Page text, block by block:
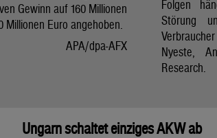
Gewinn auf 160 Millionen
Millionen Euro angehoben.
APA/dpa-AFX
Folgen
Störung
Nyeste,
Research.
Ungarn schaltet einziges AKW ab